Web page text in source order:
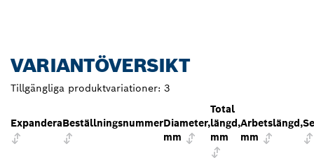
VARIANTÖVERSIKT
Tillgängliga produktvariationer: 3
ExpanderaBeställningsnummerDiameter,
mm
Total
längd,
mm
Arbetslängd,
mm